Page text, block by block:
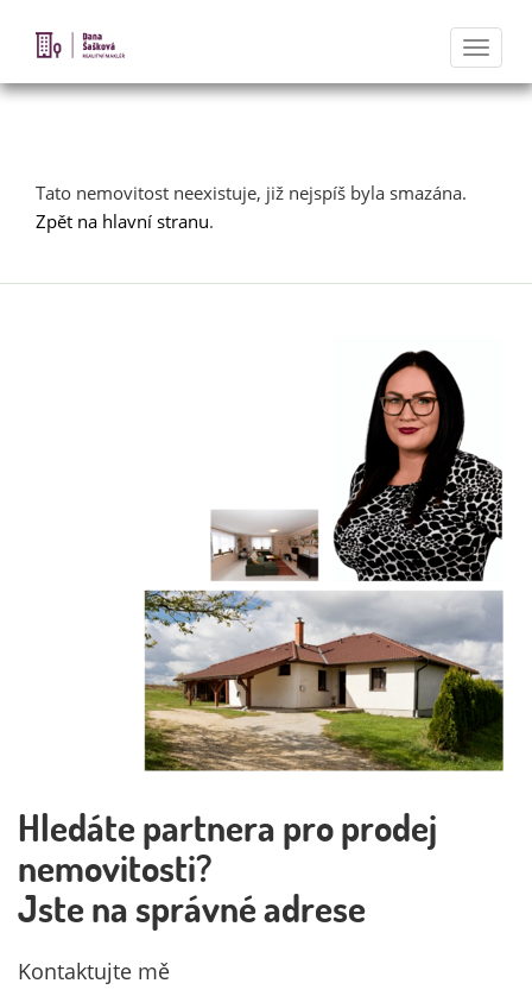
Tato nemovitost neexistuje, již nejspíš byla smazána.
Zpět na hlavní stranu.
Hledáte partnera pro prodej
nemovitosti?
Jste na správné adrese
Kontaktujte mě